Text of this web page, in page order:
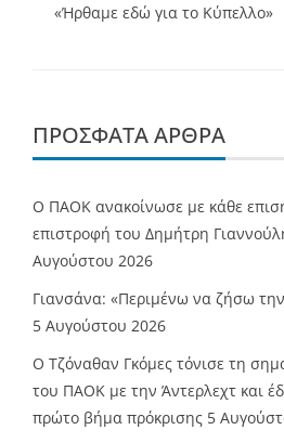
«Ήρθαμε εδώ για το Κύπελλο»
ΠΡΌΣΦΑΤΑ ΆΡΘΡΑ
Ο ΠΑΟΚ ανακοίνωσε με κάθε
επιστροφή του Δημήτρη
Αυγούστου 2026
Γιανσάνα: «Περιμένω να ζήσω
5 Αυγούστου 2026
Ο Τζόναθαν Γκόμες τόνισε τη
του ΠΑΟΚ με την Άντερλεχτ και
πρώτο βήμα πρόκρισης 5